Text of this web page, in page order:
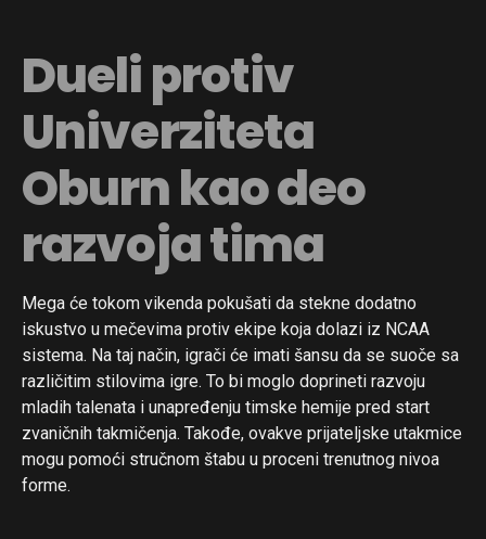
Dueli protiv
Univerziteta
Oburn kao deo
razvoja tima
Mega će tokom vikenda pokušati da stekne dodatno
iskustvo u mečevima protiv ekipe koja dolazi iz NCAA
sistema. Na taj način, igrači će imati šansu da se suoče sa
različitim stilovima igre. To bi moglo doprineti razvoju
mladih talenata i unapređenju timske hemije pred start
zvaničnih takmičenja. Takođe, ovakve prijateljske utakmice
mogu pomoći stručnom štabu u proceni trenutnog nivoa
forme.